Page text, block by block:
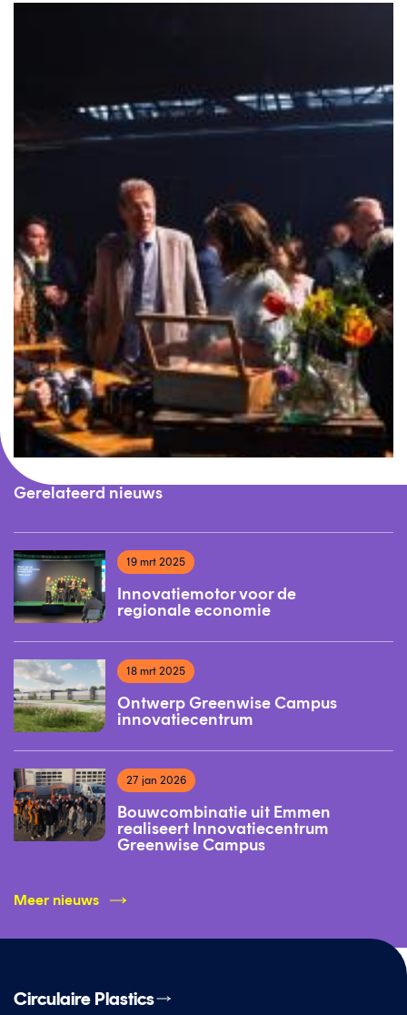
Gerelateerd nieuws
Meer nieuws
19 mrt 2025
Innovatiemotor voor de
regionale economie
18 mrt 2025
Ontwerp Greenwise Campus
innovatiecentrum
27 jan 2026
Bouwcombinatie uit Emmen
realiseert Innovatiecentrum
Greenwise Campus
Circulaire Plastics